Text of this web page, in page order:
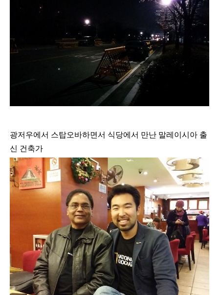
광저우에서 스탑오바하면서 식당에서 만난 말레이시아 출
신 건축가